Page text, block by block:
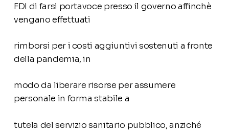
FDI di farsi portavoce presso il governo affinchè
vengano effettuati
rimborsi per i costi aggiuntivi sostenuti a fronte
della pandemia, in
modo da liberare risorse per assumere
personale in forma stabile a
tutela del servizio sanitario pubblico, anziché